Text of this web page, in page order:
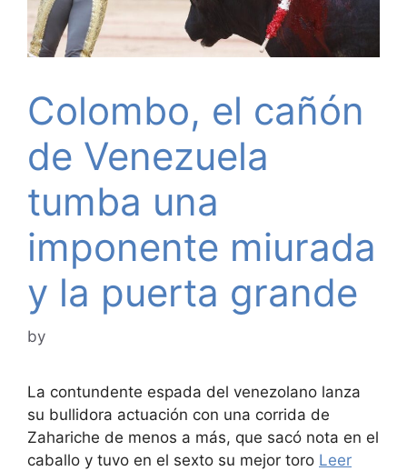
Colombo, el cañón
de Venezuela
tumba una
imponente miurada
y la puerta grande
by
La contundente espada del venezolano lanza
su bullidora actuación con una corrida de
Zahariche de menos a más, que sacó nota en el
caballo y tuvo en el sexto su mejor toro Leer